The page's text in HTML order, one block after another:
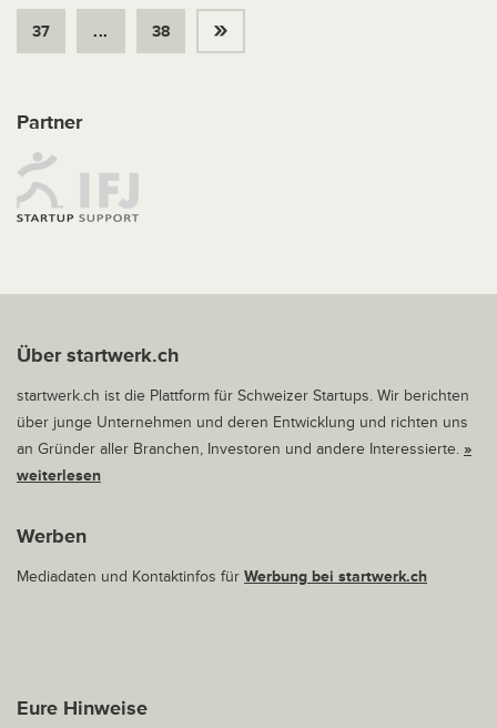
37 ... 38 »
Partner
Über startwerk.ch
startwerk.ch ist die Plattform für Schweizer Startups. Wir berichten
über junge Unternehmen und deren Entwicklung und richten uns
an Gründer aller Branchen, Investoren und andere Interessierte. »
weiterlesen
Werben
Mediadaten und Kontaktinfos für Werbung bei startwerk.ch
Eure Hinweise